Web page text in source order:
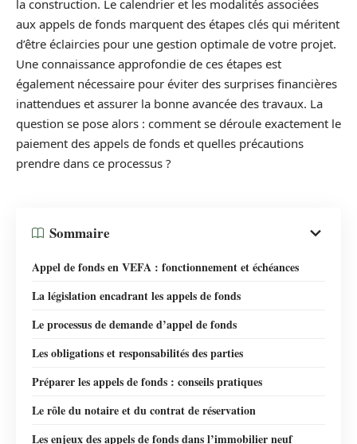
la construction. Le calendrier et les modalités associées
aux appels de fonds marquent des étapes clés qui méritent
d’être éclaircies pour une gestion optimale de votre projet.
Une connaissance approfondie de ces étapes est
également nécessaire pour éviter des surprises financières
inattendues et assurer la bonne avancée des travaux. La
question se pose alors : comment se déroule exactement le
paiement des appels de fonds et quelles précautions
prendre dans ce processus ?
Sommaire
Appel de fonds en VEFA : fonctionnement et échéances
La législation encadrant les appels de fonds
Le processus de demande d’appel de fonds
Les obligations et responsabilités des parties
Préparer les appels de fonds : conseils pratiques
Le rôle du notaire et du contrat de réservation
Les enjeux des appels de fonds dans l’immobilier neuf